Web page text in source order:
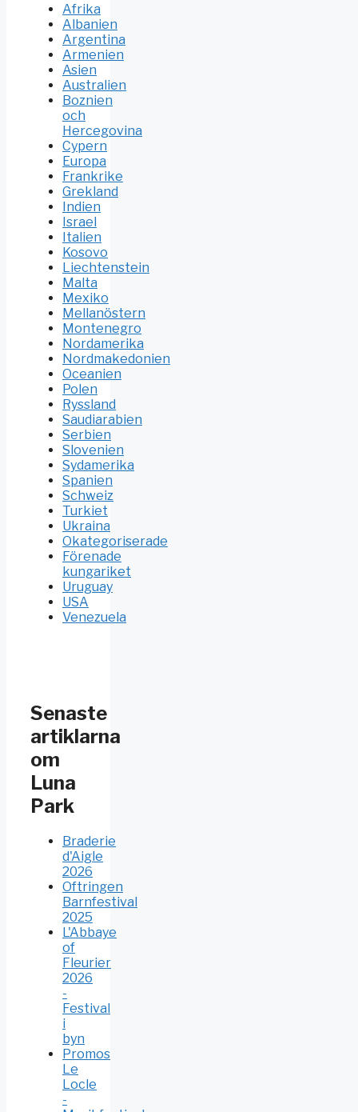
Afrika
Albanien
Argentina
Armenien
Asien
Australien
Boznien
och
Hercegovina
Cypern
Europa
Frankrike
Grekland
Indien
Israel
Italien
Kosovo
Liechtenstein
Malta
Mexiko
Mellanöstern
Montenegro
Nordamerika
Nordmakedonien
Oceanien
Polen
Ryssland
Saudiarabien
Serbien
Slovenien
Sydamerika
Spanien
Schweiz
Turkiet
Ukraina
Okategoriserade
Förenade
kungariket
Uruguay
USA
Venezuela
Senaste
artiklarna
om
Luna
Park
Braderie
d'Aigle
2026
Oftringen
Barnfestival
2025
L'Abbaye
of
Fleurier
2026
-
Festival
i
byn
Promos
Le
Locle
-